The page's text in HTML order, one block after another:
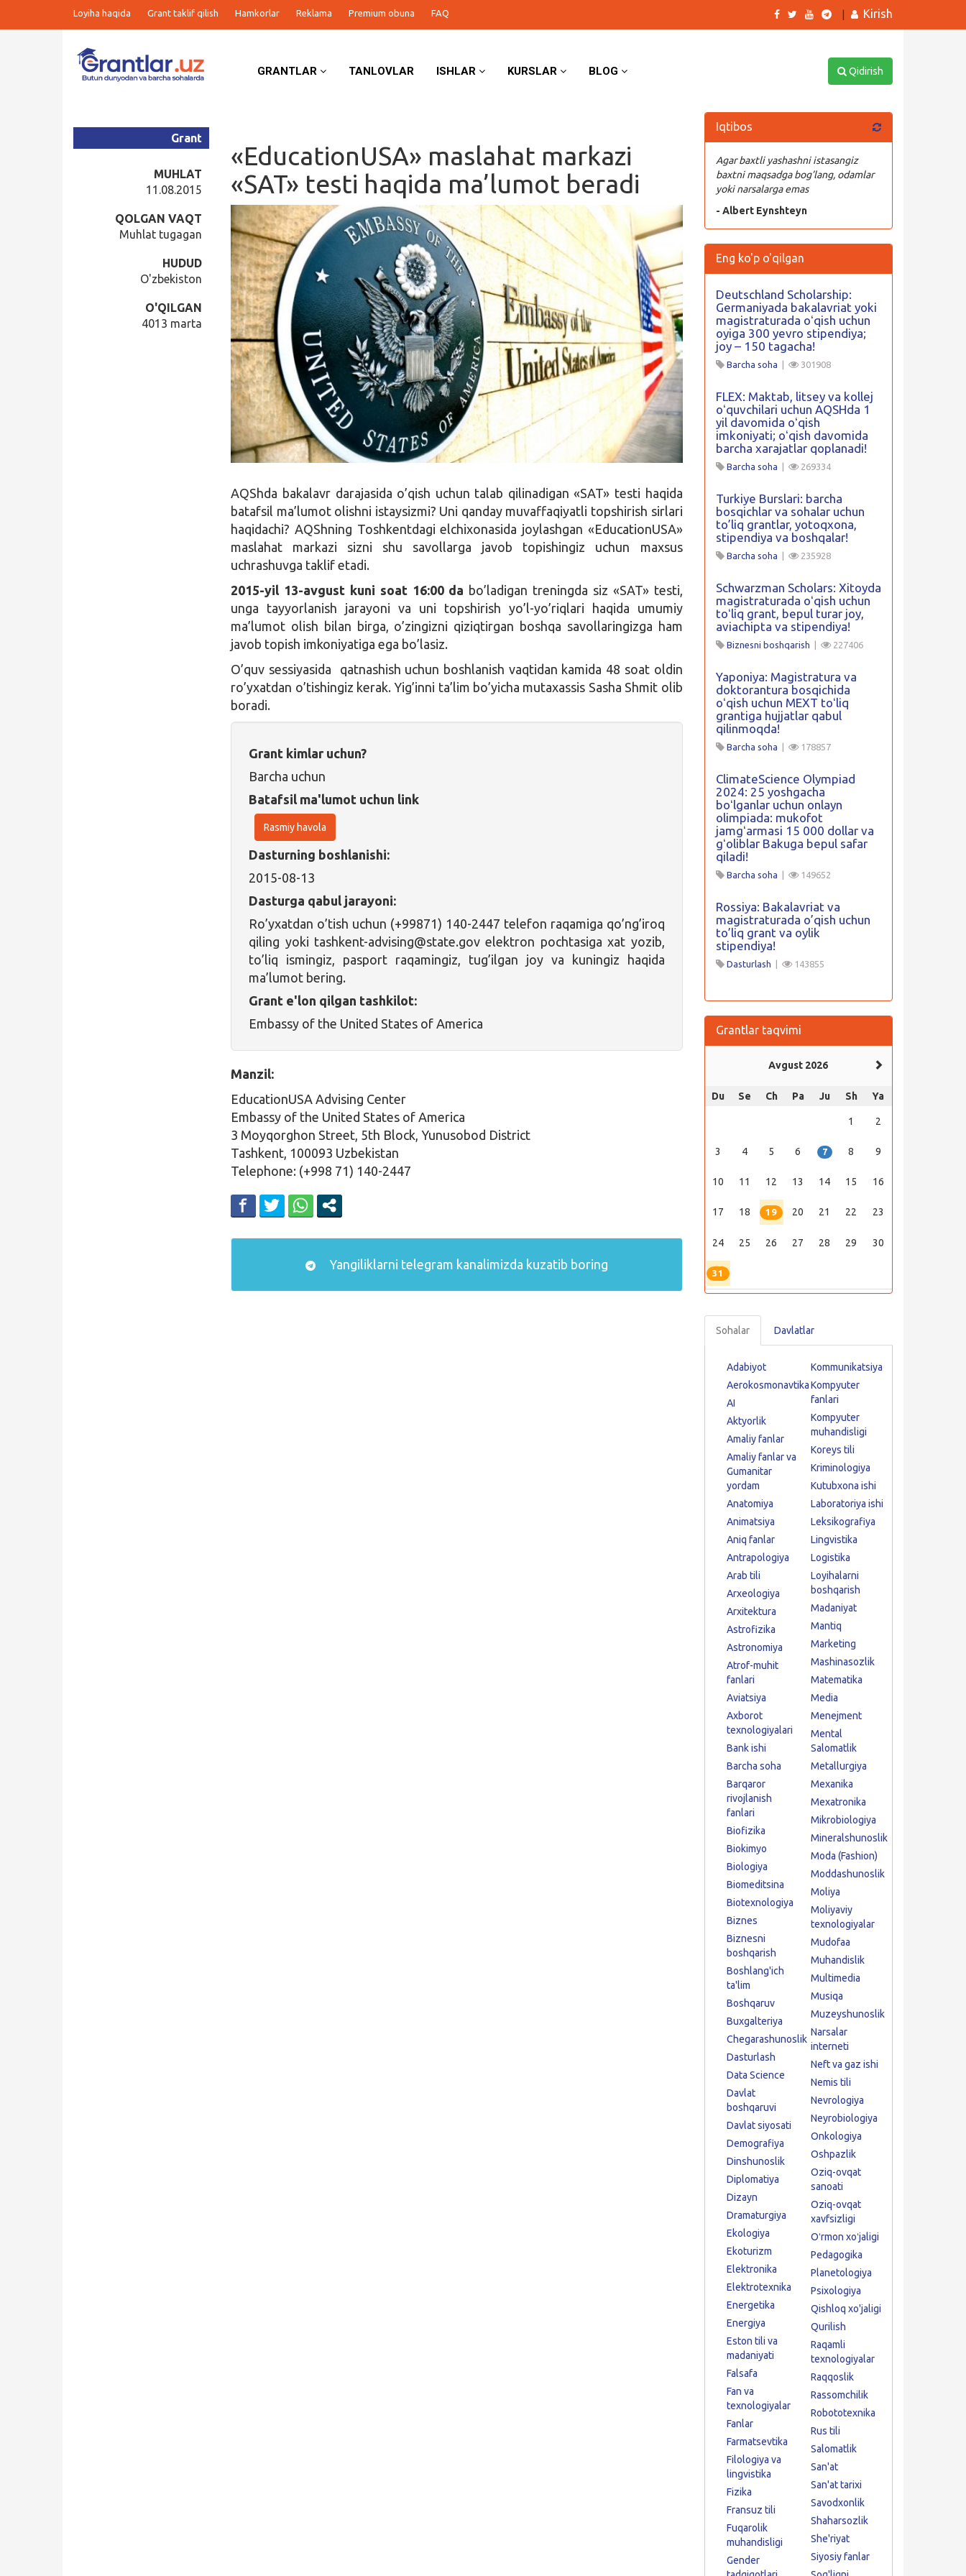
Loyiha haqida Grant taklif qilish Hamkorlar Reklama Premium obuna FAQ Kirish
GRANTLAR TANLOVLAR ISHLAR KURSLAR BLOG Qidirish
«EducationUSA» maslahat markazi
«SAT» testi haqida ma’lumot beradi
Grant
MUHLAT
11.08.2015
QOLGAN VAQT
Muhlat tugagan
HUDUD
O'zbekiston
O'QILGAN
4013 marta
AQShda bakalavr darajasida o’qish uchun talab qilinadigan «SAT» testi haqida
batafsil ma’lumot olishni istaysizmi? Uni qanday muvaffaqiyatli topshirish sirlari
haqidachi? AQShning Toshkentdagi elchixonasida joylashgan «EducationUSA»
maslahat markazi sizni shu savollarga javob topishingiz uchun maxsus
uchrashuvga taklif etadi.
2015-yil 13-avgust kuni soat 16:00 da bo’ladigan treningda siz «SAT» testi,
unga tayyorlanish jarayoni va uni topshirish yo’l-yo’riqlari haqida umumiy
ma’lumot olish bilan birga, o’zingizni qiziqtirgan boshqa savollaringizga ham
javob topish imkoniyatiga ega bo’lasiz.
O’quv sessiyasida qatnashish uchun boshlanish vaqtidan kamida 48 soat oldin
ro’yxatdan o’tishingiz kerak. Yig’inni ta’lim bo’yicha mutaxassis Sasha Shmit olib
boradi.
Grant kimlar uchun?
Barcha uchun
Batafsil ma'lumot uchun link
Rasmiy havola
Dasturning boshlanishi:
2015-08-13
Dasturga qabul jarayoni:
Ro’yxatdan o’tish uchun (+99871) 140-2447 telefon raqamiga qo’ng’iroq
qiling yoki tashkent-advising@state.gov elektron pochtasiga xat yozib,
to’liq ismingiz, pasport raqamingiz, tug’ilgan joy va kuningiz haqida
ma’lumot bering.
Grant e'lon qilgan tashkilot:
Embassy of the United States of America
Manzil:
EducationUSA Advising Center
Embassy of the United States of America
3 Moyqorghon Street, 5th Block, Yunusobod District
Tashkent, 100093 Uzbekistan
Telephone: (+998 71) 140-2447
Yangiliklarni telegram kanalimizda kuzatib boring
Iqtibos
Agar baxtli yashashni istasangiz
baxtni maqsadga bog’lang, odamlar
yoki narsalarga emas
- Albert Eynshteyn
Eng ko'p o'qilgan
Deutschland Scholarship:
Germaniyada bakalavriat yoki
magistraturada oʻqish uchun
oyiga 300 yevro stipendiya;
joy – 150 tagacha!
Barcha soha 301908
FLEX: Maktab, litsey va kollej
oʻquvchilari uchun AQSHda 1
yil davomida oʻqish
imkoniyati; oʻqish davomida
barcha xarajatlar qoplanadi!
Barcha soha 269334
Turkiye Burslari: barcha
bosqichlar va sohalar uchun
to’liq grantlar, yotoqxona,
stipendiya va boshqalar!
Barcha soha 235928
Schwarzman Scholars: Xitoyda
magistraturada oʻqish uchun
toʻliq grant, bepul turar joy,
aviachipta va stipendiya!
Biznesni boshqarish 227406
Yaponiya: Magistratura va
doktorantura bosqichida
oʻqish uchun MEXT toʻliq
grantiga hujjatlar qabul
qilinmoqda!
Barcha soha 178857
ClimateScience Olympiad
2024: 25 yoshgacha
boʻlganlar uchun onlayn
olimpiada: mukofot
jamgʻarmasi 15 000 dollar va
gʻoliblar Bakuga bepul safar
qiladi!
Barcha soha 149652
Rossiya: Bakalavriat va
magistraturada o’qish uchun
to’liq grant va oylik
stipendiya!
Dasturlash 143855
Grantlar taqvimi
Avgust 2026
Du Se Ch Pa Ju Sh Ya
1 2
3 4 5 6 7 8 9
10 11 12 13 14 15 16
17 18 19 20 21 22 23
24 25 26 27 28 29 30
31
Sohalar Davlatlar
Adabiyot
Aerokosmonavtika
AI
Aktyorlik
Amaliy fanlar
Amaliy fanlar va
Gumanitar
yordam
Anatomiya
Animatsiya
Aniq fanlar
Antrapologiya
Arab tili
Arxeologiya
Arxitektura
Astrofizika
Astronomiya
Atrof-muhit
fanlari
Aviatsiya
Axborot
texnologiyalari
Bank ishi
Barcha soha
Barqaror
rivojlanish
fanlari
Biofizika
Biokimyo
Biologiya
Biomeditsina
Biotexnologiya
Biznes
Biznesni
boshqarish
Boshlang'ich
ta'lim
Boshqaruv
Buxgalteriya
Chegarashunoslik
Dasturlash
Data Science
Davlat
boshqaruvi
Davlat siyosati
Demografiya
Dinshunoslik
Diplomatiya
Dizayn
Dramaturgiya
Ekologiya
Ekoturizm
Elektronika
Elektrotexnika
Energetika
Energiya
Eston tili va
madaniyati
Falsafa
Fan va
texnologiyalar
Fanlar
Farmatsevtika
Filologiya va
lingvistika
Fizika
Fransuz tili
Fuqarolik
muhandisligi
Gender
Kommunikatsiya
Kompyuter
fanlari
Kompyuter
muhandisligi
Koreys tili
Kriminologiya
Kutubxona ishi
Laboratoriya ishi
Leksikografiya
Lingvistika
Logistika
Loyihalarni
boshqarish
Madaniyat
Mantiq
Marketing
Mashinasozlik
Matematika
Media
Menejment
Mental
Salomatlik
Metallurgiya
Mexanika
Mexatronika
Mikrobiologiya
Mineralshunoslik
Moda (Fashion)
Moddashunoslik
Moliya
Moliyaviy
texnologiyalar
Mudofaa
Muhandislik
Multimedia
Musiqa
Muzeyshunoslik
Narsalar
interneti
Neft va gaz ishi
Nemis tili
Nevrologiya
Neyrobiologiya
Onkologiya
Oshpazlik
Oziq-ovqat
sanoati
Oziq-ovqat
xavfsizligi
Oʻrmon xoʻjaligi
Pedagogika
Planetologiya
Psixologiya
Qishloq xo'jaligi
Qurilish
Raqamli
texnologiyalar
Raqqoslik
Rassomchilik
Robototexnika
Rus tili
Salomatlik
San'at
San'at tarixi
Savodxonlik
Shaharsozlik
She'riyat
Siyosiy fanlar